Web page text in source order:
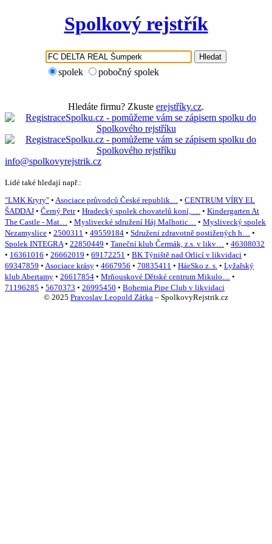
Spolkový rejstřík
Hledat
spolek pobočný spolek
Hledáte firmu? Zkuste erejstříky.cz.
info@spolkovyrejstrik.cz
Lidé také hledají např.:
"LMK Kryry" • Asociace průvodců České republik… • CENTRUM VÍRY EL
ŠADDAJ • Černý Petr • Hradecký spolek chovatelů koní, … • Kindergarten At
The Castle - Mat… • Myslivecké sdružení Háj Malhotic… • Myslivecký spolek
Nezamyslice • 2500311 • 49559184 • Sdružení zdravotně postižených h… •
Spolek INTEGRA • 22850449 • Taneční klub Čermák, z.s. v likv… • 46308032
• 16361016 • 26662019 • 69172251 • BK Týniště nad Orlicí v likvidaci •
69347859 • Asociace krásy • 4667956 • 70835411 • HáeSko z. s. • Lyžařský
klub Abertamy • 26617854 • Mrňouskové Dětské centrum Mikulo… •
71196285 • 5670373 • 26995450 • Bohemia Pipe Club v likvidaci
© 2025 Pravoslav Leopold Zátka – SpolkovyRejstrik.cz